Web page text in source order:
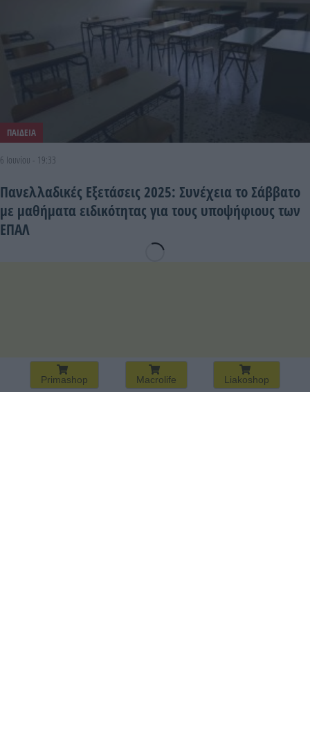
Primashop Macrolife Liakoshop
ΠΑΙΔΕΙΑ
6 Ιουνίου - 19:33
Πανελλαδικές Εξετάσεις 2025: Συνέχεια το Σάββατο
με μαθήματα ειδικότητας για τους υποψήφιους των
ΕΠΑΛ